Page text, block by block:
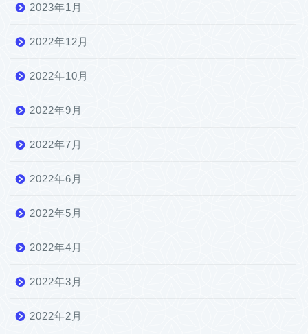
2023年1月
2022年12月
2022年10月
2022年9月
2022年7月
2022年6月
2022年5月
2022年4月
2022年3月
2022年2月